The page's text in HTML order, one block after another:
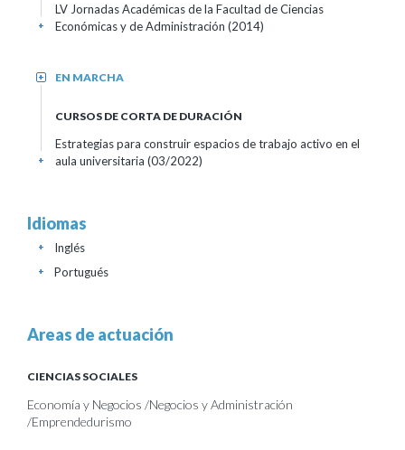
LV Jornadas Académicas de la Facultad de Ciencias
Económicas y de Administración (2014)
+
EN MARCHA
+
CURSOS DE CORTA DE DURACIÓN
Estrategias para construir espacios de trabajo activo en el
aula universitaria (03/2022)
+
Idiomas
Inglés
+
Portugués
+
Areas de actuación
CIENCIAS SOCIALES
Economía y Negocios /Negocios y Administración
/Emprendedurismo